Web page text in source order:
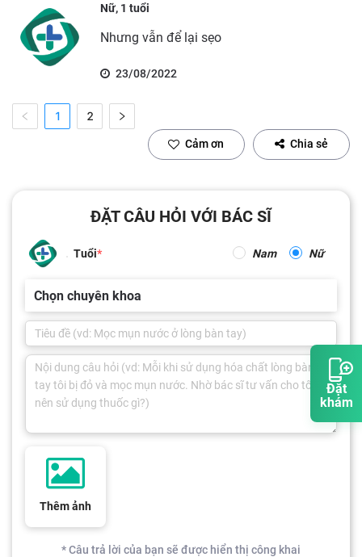
Đặt
khám
Nữ, 1 tuổi
Nhưng vẫn để lại sẹo
23/08/2022
1 2
Cảm ơn Chia sẻ
ĐẶT CÂU HỎI VỚI BÁC SĨ
Tuổi Nam Nữ
Chọn chuyên khoa
Thêm ảnh
* Câu trả lời của bạn sẽ được hiển thị công khai